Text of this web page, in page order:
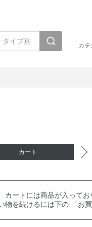
カ
カート
カートには商品が入ってお
物を続けるには下の 「お